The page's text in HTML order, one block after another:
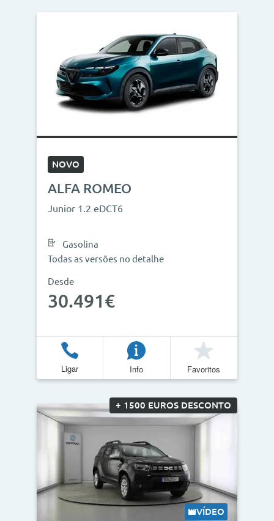
NOVO
ALFA ROMEO
Junior 1.2 eDCT6
Gasolina
Todas as versões no detalhe
Desde
30.491€
Ligar Info Favoritos
+ 1500 EUROS DESCONTO
VÍDEO